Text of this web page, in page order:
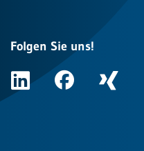
Folgen Sie uns!